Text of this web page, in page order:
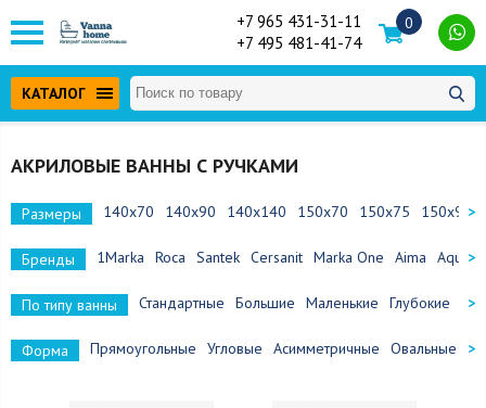
+7 965 431-31-11
+7 495 481-41-74
0
КАТАЛОГ
АКРИЛОВЫЕ ВАННЫ С РУЧКАМИ
Размеры 140x70 140x90 140x140 150x70 150x75 150x90
Бренды 1Marka Roca Santek Cersanit Marka One Aima
По типу ванны Стандартные Большие Маленькие Глубокие
Форма Прямоугольные Угловые Асимметричные Овальные